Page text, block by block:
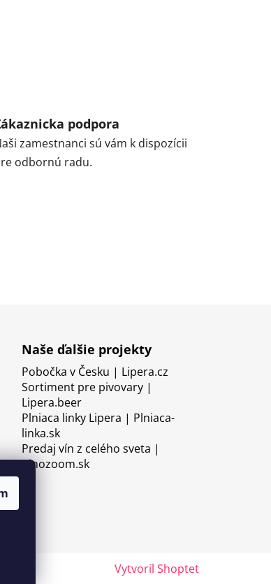
podpora
zamestnanci sú vám k dispozícii
odbornú radu.
Naše ďalšie projekty
Pobočka v Česku | Lipera.cz
Sortiment pre pivovary |
Lipera.beer
Plniaca linky Lipera | Plniaca-
linka.sk
Predaj vín z celého sveta |
Vinozoom.sk
Vytvoril Shoptet